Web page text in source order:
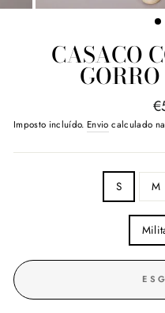
CASACO
Imposto incluído. Envio calculado
S M